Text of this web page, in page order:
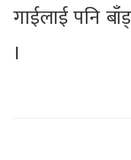
गाईलाई पनि
।